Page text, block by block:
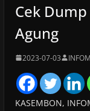
Cek
Agung
2023-07-03
KASEMBON,